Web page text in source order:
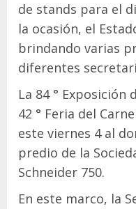
de stands para el
la ocasión, el
brindando varias
diferentes
La 84 ° Exposición
42 ° Feria del
este viernes 4 al
predio de la
Schneider 750.
En este marco, la